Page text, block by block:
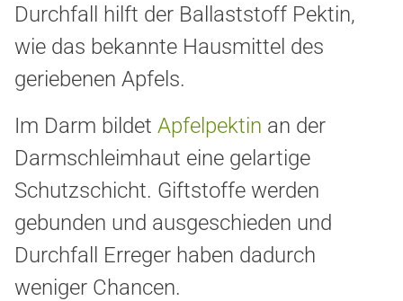
Durchfall hilft der Ballaststoff Pektin,
wie das bekannte Hausmittel des
geriebenen Apfels.
Im Darm bildet Apfelpektin an der
Darmschleimhaut eine gelartige
Schutzschicht. Giftstoffe werden
gebunden und ausgeschieden und
Durchfall Erreger haben dadurch
weniger Chancen.